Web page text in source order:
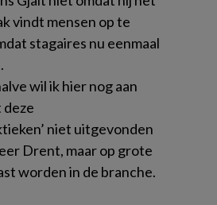
vindt mensen op te
stagaires nu eenmaal
wil ik hier nog aan
niet uitgevonden
Drent, maar op grote
worden in de branche.